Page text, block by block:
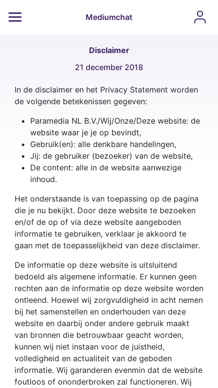
Mediumchat
Disclaimer
21 december 2018
In de disclaimer en het Privacy Statement worden
de volgende betekenissen gegeven:
Paramedia NL B.V./Wij/Onze/Deze website: de
website waar je je op bevindt,
Gebruik(en): alle denkbare handelingen,
Jij: de gebruiker (bezoeker) van de website,
De content: alle in de website aanwezige
inhoud.
Het onderstaande is van toepassing op de pagina
die je nu bekijkt. Door deze website te bezoeken
en/of de op of via deze website aangeboden
informatie te gebruiken, verklaar je akkoord te
gaan met de toepasselijkheid van deze disclaimer.
De informatie op deze website is uitsluitend
bedoeld als algemene informatie. Er kunnen geen
rechten aan de informatie op deze website worden
ontleend. Hoewel wij zorgvuldigheid in acht nemen
bij het samenstellen en onderhouden van deze
website en daarbij onder andere gebruik maakt
van bronnen die betrouwbaar geacht worden,
kunnen wij niet instaan voor de juistheid,
volledigheid en actualiteit van de geboden
informatie. Wij garanderen evenmin dat de website
foutloos of ononderbroken zal functioneren. Wij